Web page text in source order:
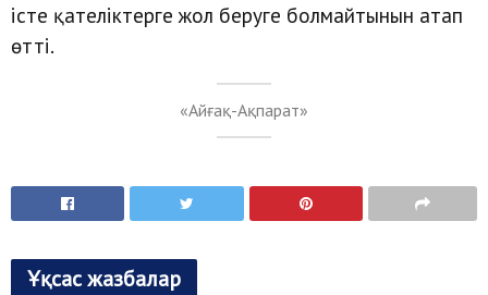
істе қателіктерге жол беруге болмайтынын атап
өтті.
«Айғақ-Ақпарат»
Ұқсас жазбалар